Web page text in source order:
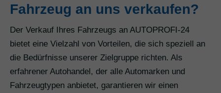
Fahrzeug an uns verkaufen?
Der Verkauf Ihres Fahrzeugs an AUTOPROFI-24
bietet eine Vielzahl von Vorteilen, die sich speziell an
die Bedürfnisse unserer Zielgruppe richten. Als
erfahrener Autohandel, der alle Automarken und
Fahrzeugtypen anbietet, garantieren wir einen